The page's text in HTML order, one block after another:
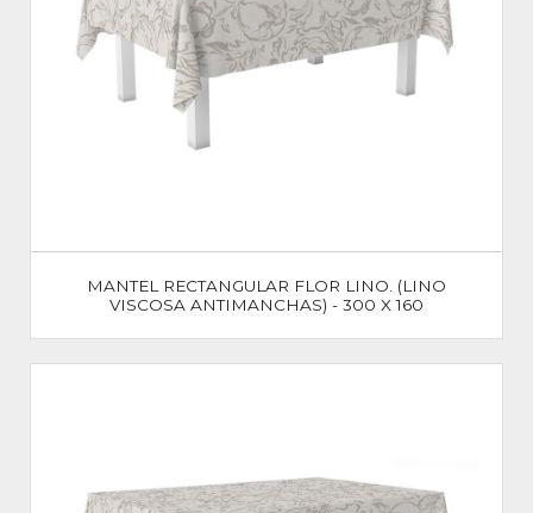
MANTEL RECTANGULAR FLOR LINO. (LINO
VISCOSA ANTIMANCHAS) - 300 X 160